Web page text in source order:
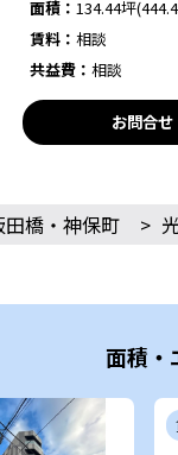
面積： 134.44坪
賃料： 相談
共益費： 相談
お問合せ
橋・神保町 >
面積・